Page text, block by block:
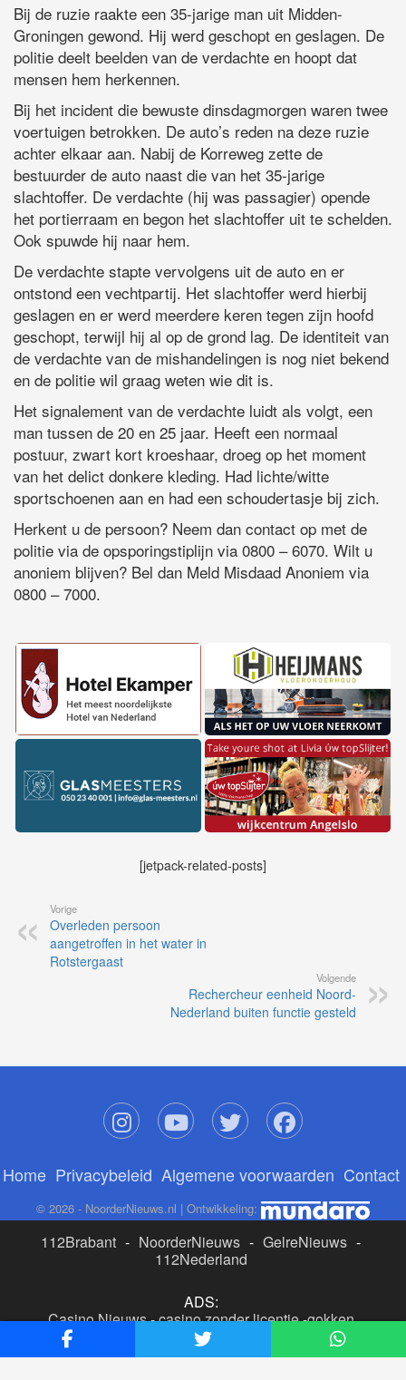
Bij de ruzie raakte een 35-jarige man uit Midden-
Groningen gewond. Hij werd geschopt en geslagen. De
politie deelt beelden van de verdachte en hoopt dat
mensen hem herkennen.
Bij het incident die bewuste dinsdagmorgen waren twee
voertuigen betrokken. De auto’s reden na deze ruzie
achter elkaar aan. Nabij de Korreweg zette de
bestuurder de auto naast die van het 35-jarige
slachtoffer. De verdachte (hij was passagier) opende
het portierraam en begon het slachtoffer uit te schelden.
Ook spuwde hij naar hem.
De verdachte stapte vervolgens uit de auto en er
ontstond een vechtpartij. Het slachtoffer werd hierbij
geslagen en er werd meerdere keren tegen zijn hoofd
geschopt, terwijl hij al op de grond lag. De identiteit van
de verdachte van de mishandelingen is nog niet bekend
en de politie wil graag weten wie dit is.
Het signalement van de verdachte luidt als volgt, een
man tussen de 20 en 25 jaar. Heeft een normaal
postuur, zwart kort kroeshaar, droeg op het moment
van het delict donkere kleding. Had lichte/witte
sportschoenen aan en had een schoudertasje bij zich.
Herkent u de persoon? Neem dan contact op met de
politie via de opsporingstiplijn via 0800 – 6070. Wilt u
anoniem blijven? Bel dan Meld Misdaad Anoniem via
0800 – 7000.
[jetpack-related-posts]
Vorige
Overleden persoon
aangetroffen in het water in
Rotstergaast
Volgende
Rechercheur eenheid Noord-
Nederland buiten functie gesteld
Home Privacybeleid Algemene voorwaarden Contact
© 2026 - NoorderNieuws.nl | Ontwikkeling:
112Brabant - NoorderNieuws - GelreNieuws -
112Nederland
ADS:
Casino Nieuws-casino zonder licentie-gokken
buitenlandse site
beste online casino nederland